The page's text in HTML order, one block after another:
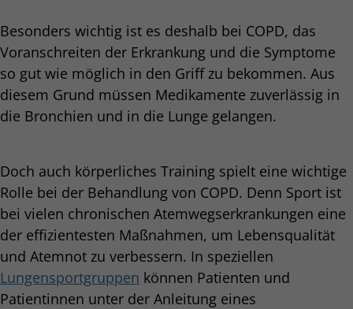
Besonders wichtig ist es deshalb bei COPD, das
Voranschreiten der Erkrankung und die Symptome
so gut wie möglich in den Griff zu bekommen. Aus
diesem Grund müssen Medikamente zuverlässig in
die Bronchien und in die Lunge gelangen.
Doch auch körperliches Training spielt eine wichtige
Rolle bei der Behandlung von COPD. Denn Sport ist
bei vielen chronischen Atemwegserkrankungen eine
der effizientesten Maßnahmen, um Lebensqualität
und Atemnot zu verbessern. In speziellen
Lungensportgruppen können Patienten und
Patientinnen unter der Anleitung eines